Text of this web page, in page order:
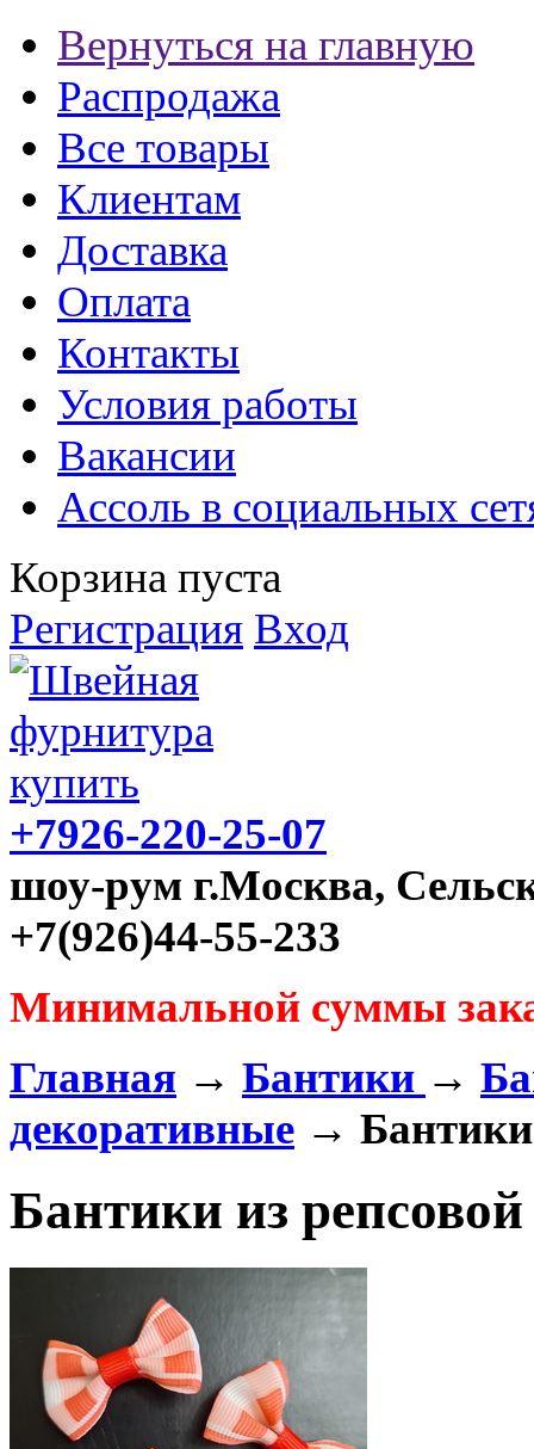
Вернуться на главную
Распродажа
Все товары
Клиентам
Доставка
Оплата
Контакты
Условия работы
Вакансии
Ассоль в социальных
Корзина пуста
Регистрация Вход
+7926-220-25-07
шоу-рум г.Москва,
+7(926)44-55-233
Минимальной суммы
Главная → Бантики →
декоративные → Бантики
Бантики из